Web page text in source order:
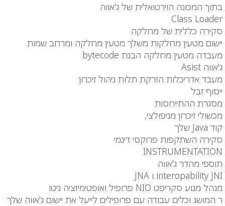
בתוך המכונה הוירטואלית של ג'אווה
Class Loader
סקירה כללית של מחלקה
יישום מטעין מחלקות משלך מטעין מחלקה ומרחב שמות
מעבדה מטעין מחלקה הבנת bytecode
ג'אווה Asist
מעבד אדריכלות הזרקת תלות ניהול זיכרון
ייסוף זבל
מסגרת ההתייחסות
מכשולי זיכרון מניפולצי,
קוד Java שלך
סקירה השתקפות פרוקסי דינמי
INSTRUMENTATION
תוספי מהדר ג'אווה
interopability JNI ו JNA
מנהל מנוע סקריפט NIO פרופיל ואופטימיזציה ניטו
ר המושג וכלים עבודה עם פרופילים לייעל את יישום ג'אווה שלך